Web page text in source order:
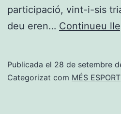
participació, vint-i-sis
deu eren… Continueu
Publicada el 28 de setembre
Categorizat com MÉS ESPORT